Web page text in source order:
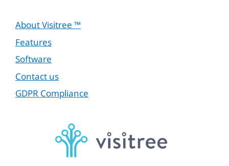
About Visitree ™
Features
Software
Contact us
GDPR Compliance